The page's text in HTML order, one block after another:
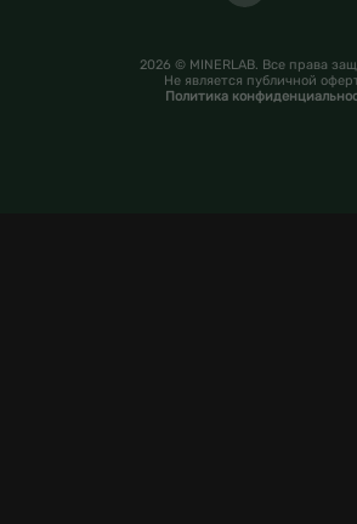
2026 © MINERLAB. Все права
Не является публичной
Политика